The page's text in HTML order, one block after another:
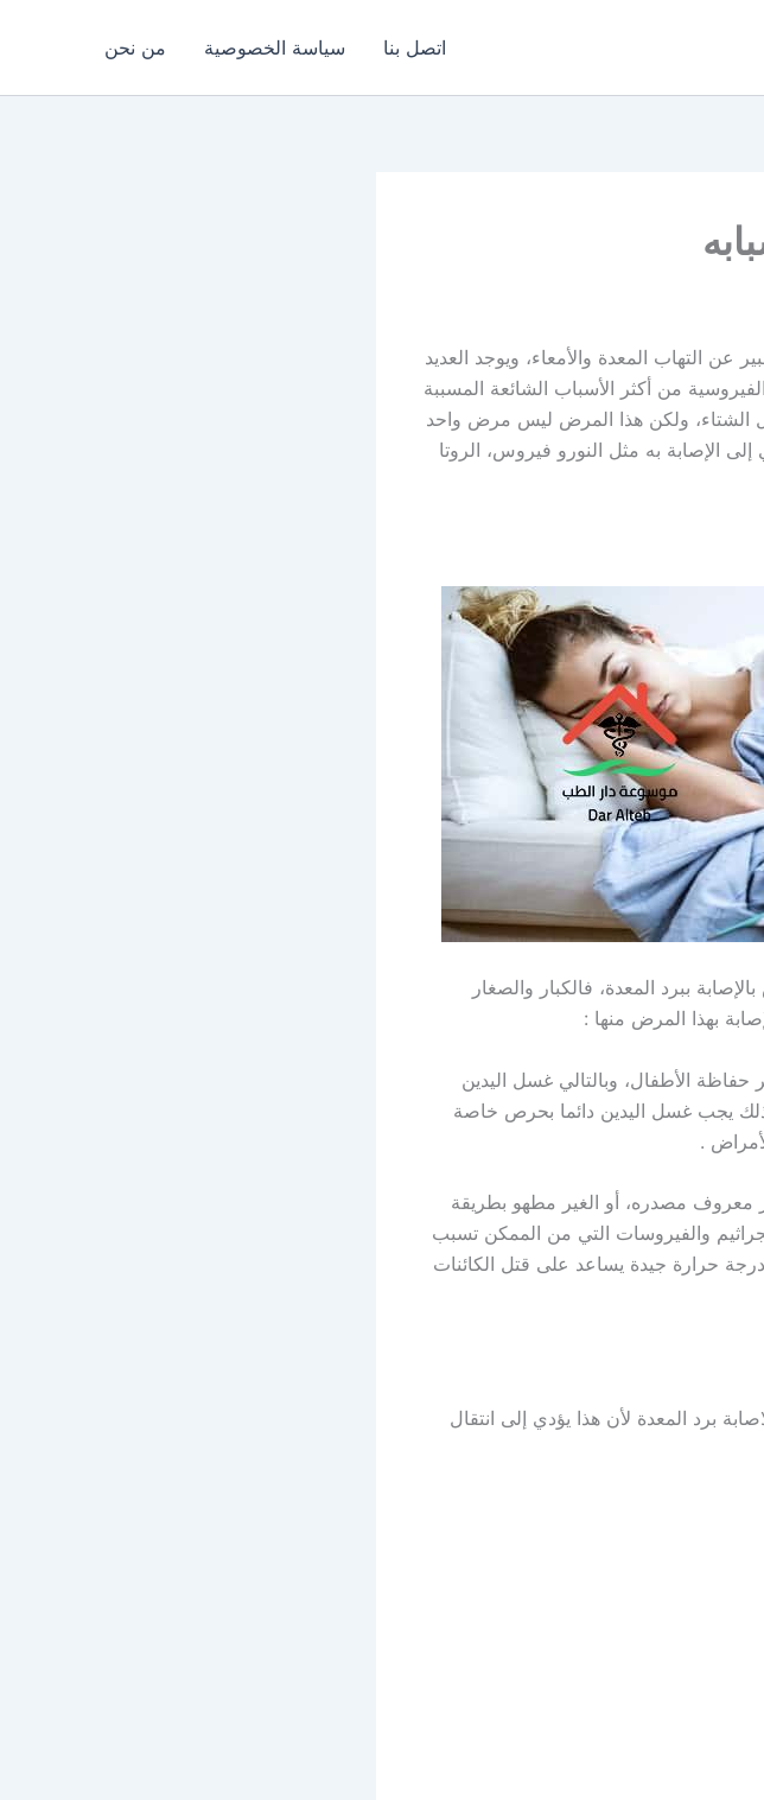
اتصل بنا سياسة الخصوصية من نحن
عن التهاب المعدة والأمعاء، ويوجد العديد
من أكثر الأسباب الشائعة المسببة
الشتاء، ولكن هذا المرض ليس مرض واحد
الإصابة به مثل النورو فيروس، الروتا
ببرد المعدة، فالكبار والصغار
بهذا المرض منها :
الأطفال، وبالتالي غسل اليدين
يجب غسل اليدين دائما بحرص خاصة
.
معروف مصدره، أو الغير مطهو بطريقة
والفيروسات التي من الممكن تسبب
حرارة جيدة يساعد على قتل الكائنات
برد المعدة لأن هذا يؤدي إلى انتقال